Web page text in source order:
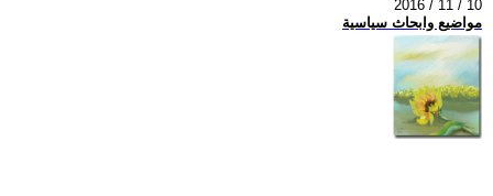
2016 / 11 / 10
مواضيع وابحاث سياسية